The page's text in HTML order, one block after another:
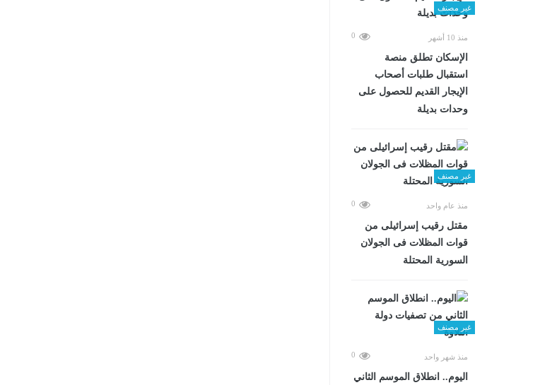
غير مصنف
منذ 10 أشهر 0
الإسكان تطلق منصة
استقبال طلبات أصحاب
الإيجار القديم للحصول على
وحدات بديلة
غير مصنف
منذ عام واحد 0
مقتل رقيب إسرائيلى من
قوات المظلات فى الجولان
السورية المحتلة
غير مصنف
منذ شهر واحد 0
اليوم.. انطلاق الموسم الثاني